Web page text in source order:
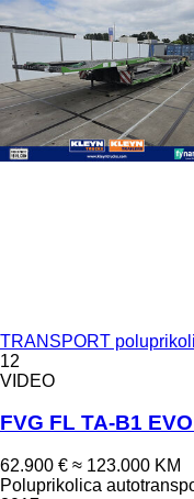
TRANSPORT
12
VIDEO
FVG FL TA-B1
62.900 € ≈ 123.000 KM
Poluprikolica